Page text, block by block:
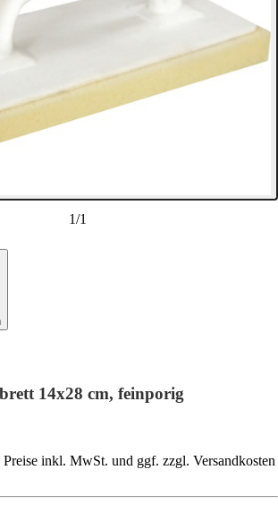
1/1
14x28 cm, feinporig
inkl. MwSt. und ggf. zzgl. Versandkosten